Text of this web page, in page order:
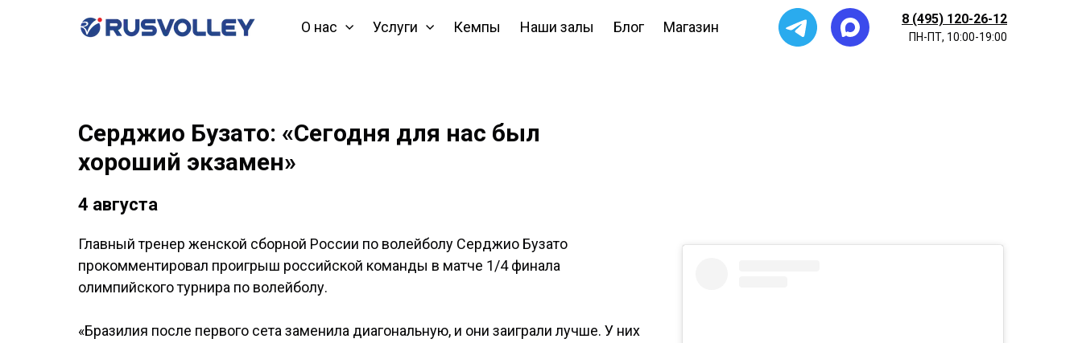
О нас Услуги Кемпы Наши залы Блог Магазин 8 (495) 120-26-12
ПН-ПТ, 10:00-19:00
Серджио Бузато: «Сегодня для нас был
хороший экзамен»
4 августа
Главный тренер женской сборной России по волейболу Серджио Бузато
прокомментировал проигрыш российской команды в матче 1/4 финала
олимпийского турнира по волейболу.
«Бразилия после первого сета заменила диагональную, и они заиграли лучше. У них